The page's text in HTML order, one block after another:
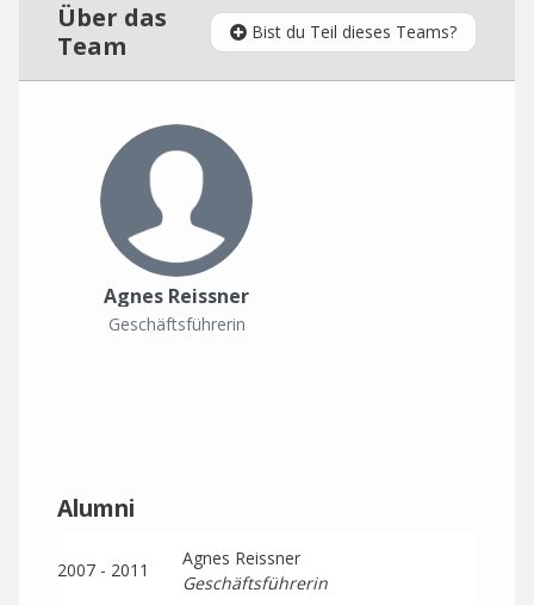
Über das
Team
Bist du Teil dieses Teams?
Agnes Reissner
Geschäftsführerin
Alumni
2007 - 2011
Agnes Reissner
Geschäftsführerin